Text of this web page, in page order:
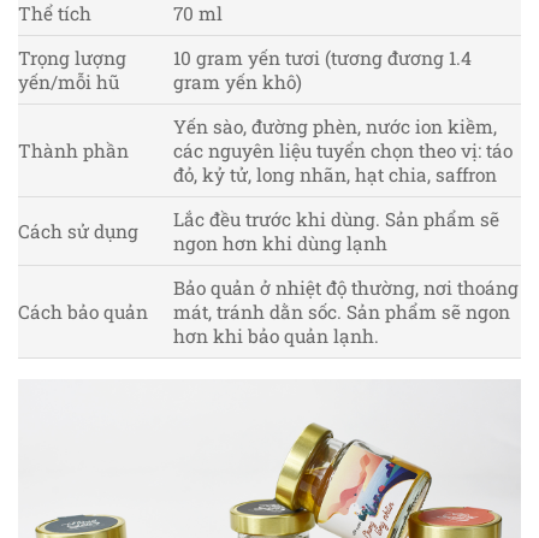
Thể tích
70 ml
Trọng lượng
yến/mỗi hũ
10 gram yến tươi (tương đương 1.4
gram yến khô)
Thành phần
Yến sào, đường phèn, nước ion kiềm,
các nguyên liệu tuyển chọn theo vị: táo
đỏ, kỷ tử, long nhãn, hạt chia, saffron
Cách sử dụng
Lắc đều trước khi dùng. Sản phẩm sẽ
ngon hơn khi dùng lạnh
Cách bảo quản
Bảo quản ở nhiệt độ thường, nơi thoáng
mát, tránh dằn sốc. Sản phẩm sẽ ngon
hơn khi bảo quản lạnh.